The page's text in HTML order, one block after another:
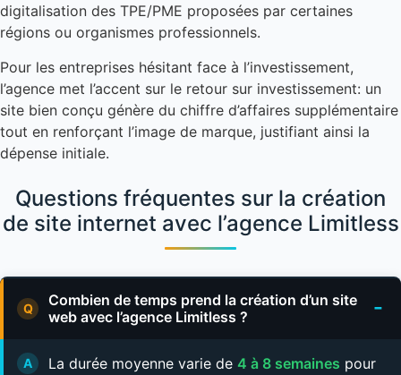
digitalisation des TPE/PME proposées par certaines
régions ou organismes professionnels.
Pour les entreprises hésitant face à l’investissement,
l’agence met l’accent sur le retour sur investissement: un
site bien conçu génère du chiffre d’affaires supplémentaire
tout en renforçant l’image de marque, justifiant ainsi la
dépense initiale.
Questions fréquentes sur la création
de site internet avec l’agence Limitless
Combien de temps prend la création d’un site
web avec l’agence Limitless ?
La durée moyenne varie de 4 à 8 semaines pour